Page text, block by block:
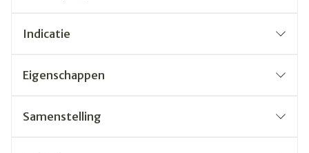
Indicatie
Eigenschappen
Samenstelling